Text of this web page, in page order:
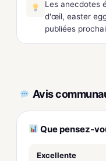
Les anecdotes
d'œil, easter
publiées
Avis
Que pensez-
Excellente